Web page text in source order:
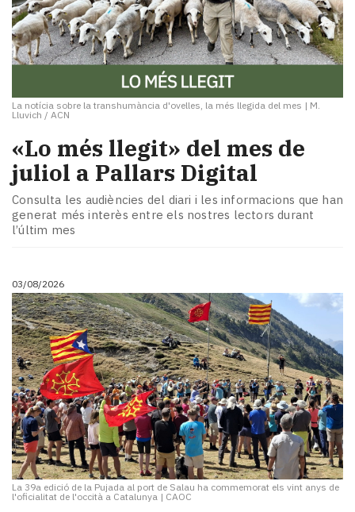
La notícia sobre la transhumància d'ovelles, la més llegida del mes | M.
Lluvich / ACN
«Lo més llegit» del mes de
juliol a Pallars Digital
Consulta les audiències del diari i les informacions que han
generat més interès entre els nostres lectors durant
l’últim mes
03/08/2026
La 39a edició de la Pujada al port de Salau ha commemorat els vint anys de
l'oficialitat de l'occità a Catalunya | CAOC